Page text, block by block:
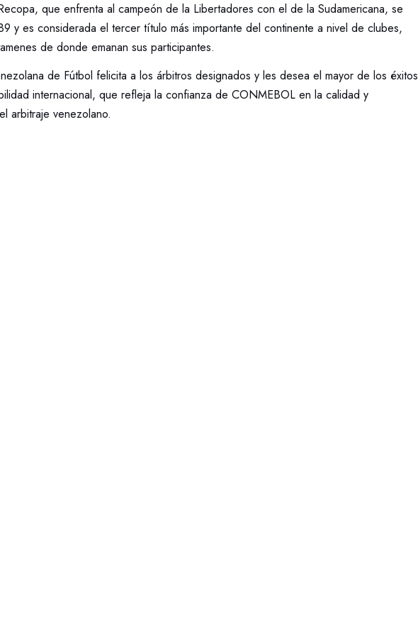
que enfrenta al campeón de la Libertadores con el de la Sudamericana, se
y es considerada el tercer título más importante del continente a nivel de clubes,
de donde emanan sus participantes.
de Fútbol felicita a los árbitros designados y les desea el mayor de los éxitos
internacional, que refleja la confianza de CONMEBOL en la calidad y
arbitraje venezolano.